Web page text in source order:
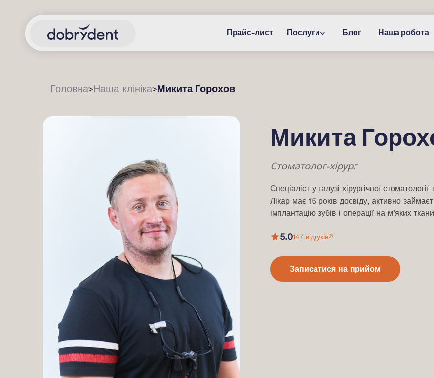
Прайс-лист Послуги Блог Наша робота
Головна>Наша клініка>Микита Горохов
Микита
Стоматолог-хірург
Спеціаліст у галузі хірургічної стоматології
Лікар має 15 років досвіду, активно
імплантацію зубів і операції на м’яких
5.0147 відгуків
Записатися на прийом